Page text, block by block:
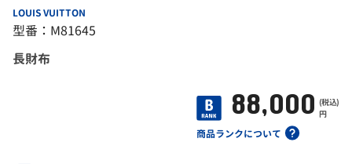
LOUIS VUITTON
型番：M81645
長財布
商品ランクについて
88,000 (税込)
円